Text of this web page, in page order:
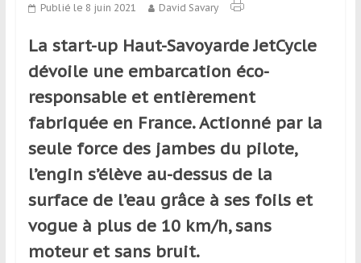
aux
voyageurs
ponctuels
ou
réguliers,
pratiquants,
passionnés
ou
simples
spectateurs
de
sport,
qui
Publié le 8 juin 2021 David Savary
La start-up Haut-Savoyarde JetCycle
dévoile une embarcation éco-
responsable et entièrement
fabriquée en France. Actionné par la
seule force des jambes du pilote,
l’engin s’élève au-dessus de la
surface de l’eau grâce à ses foils et
vogue à plus de 10 km/h, sans
moteur et sans bruit.